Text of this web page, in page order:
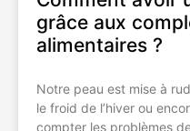
grâce aux
alimentaires ?
Notre peau est mise à
le froid de l’hiver ou
compter les problèmes